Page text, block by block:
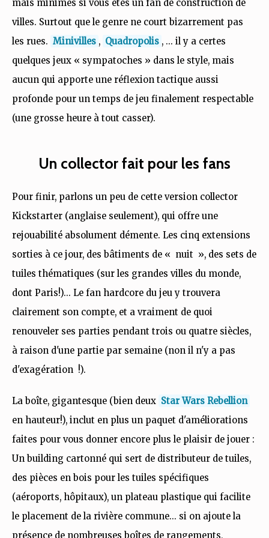
mais minimes si vous êtes un fan de construction de
villes. Surtout que le genre ne court bizarrement pas
les rues. Minivilles , Quadropolis , … il y a certes
quelques jeux « sympatoches » dans le style, mais
aucun qui apporte une réflexion tactique aussi
profonde pour un temps de jeu finalement respectable
(une grosse heure à tout casser).
Un collector fait pour les fans
Pour finir, parlons un peu de cette version collector
Kickstarter (anglaise seulement), qui offre une
rejouabilité absolument démente. Les cinq extensions
sorties à ce jour, des bâtiments de « nuit », des sets de
tuiles thématiques (sur les grandes villes du monde,
dont Paris!)... Le fan hardcore du jeu y trouvera
clairement son compte, et a vraiment de quoi
renouveler ses parties pendant trois ou quatre siècles,
à raison d'une partie par semaine (non il n'y a pas
d'exagération !).
La boîte, gigantesque (bien deux Star Wars Rebellion
en hauteur!), inclut en plus un paquet d'améliorations
faites pour vous donner encore plus le plaisir de jouer :
Un building cartonné qui sert de distributeur de tuiles,
des pièces en bois pour les tuiles spécifiques
(aéroports, hôpitaux), un plateau plastique qui facilite
le placement de la rivière commune... si on ajoute la
présence de nombreuses boîtes de rangements,